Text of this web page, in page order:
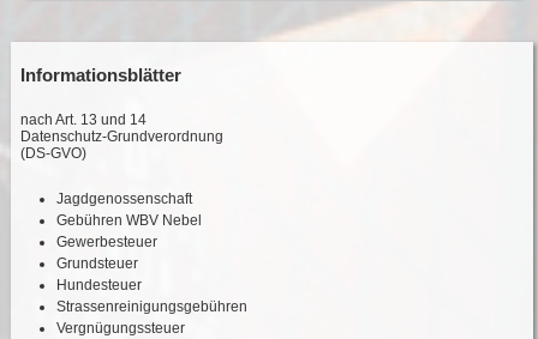
Informationsblätter
nach Art. 13 und 14
Datenschutz-Grundverordnung
(DS-GVO)
Jagdgenossenschaft
Gebühren WBV Nebel
Gewerbesteuer
Grundsteuer
Hundesteuer
Strassenreinigungsgebühren
Vergnügungssteuer